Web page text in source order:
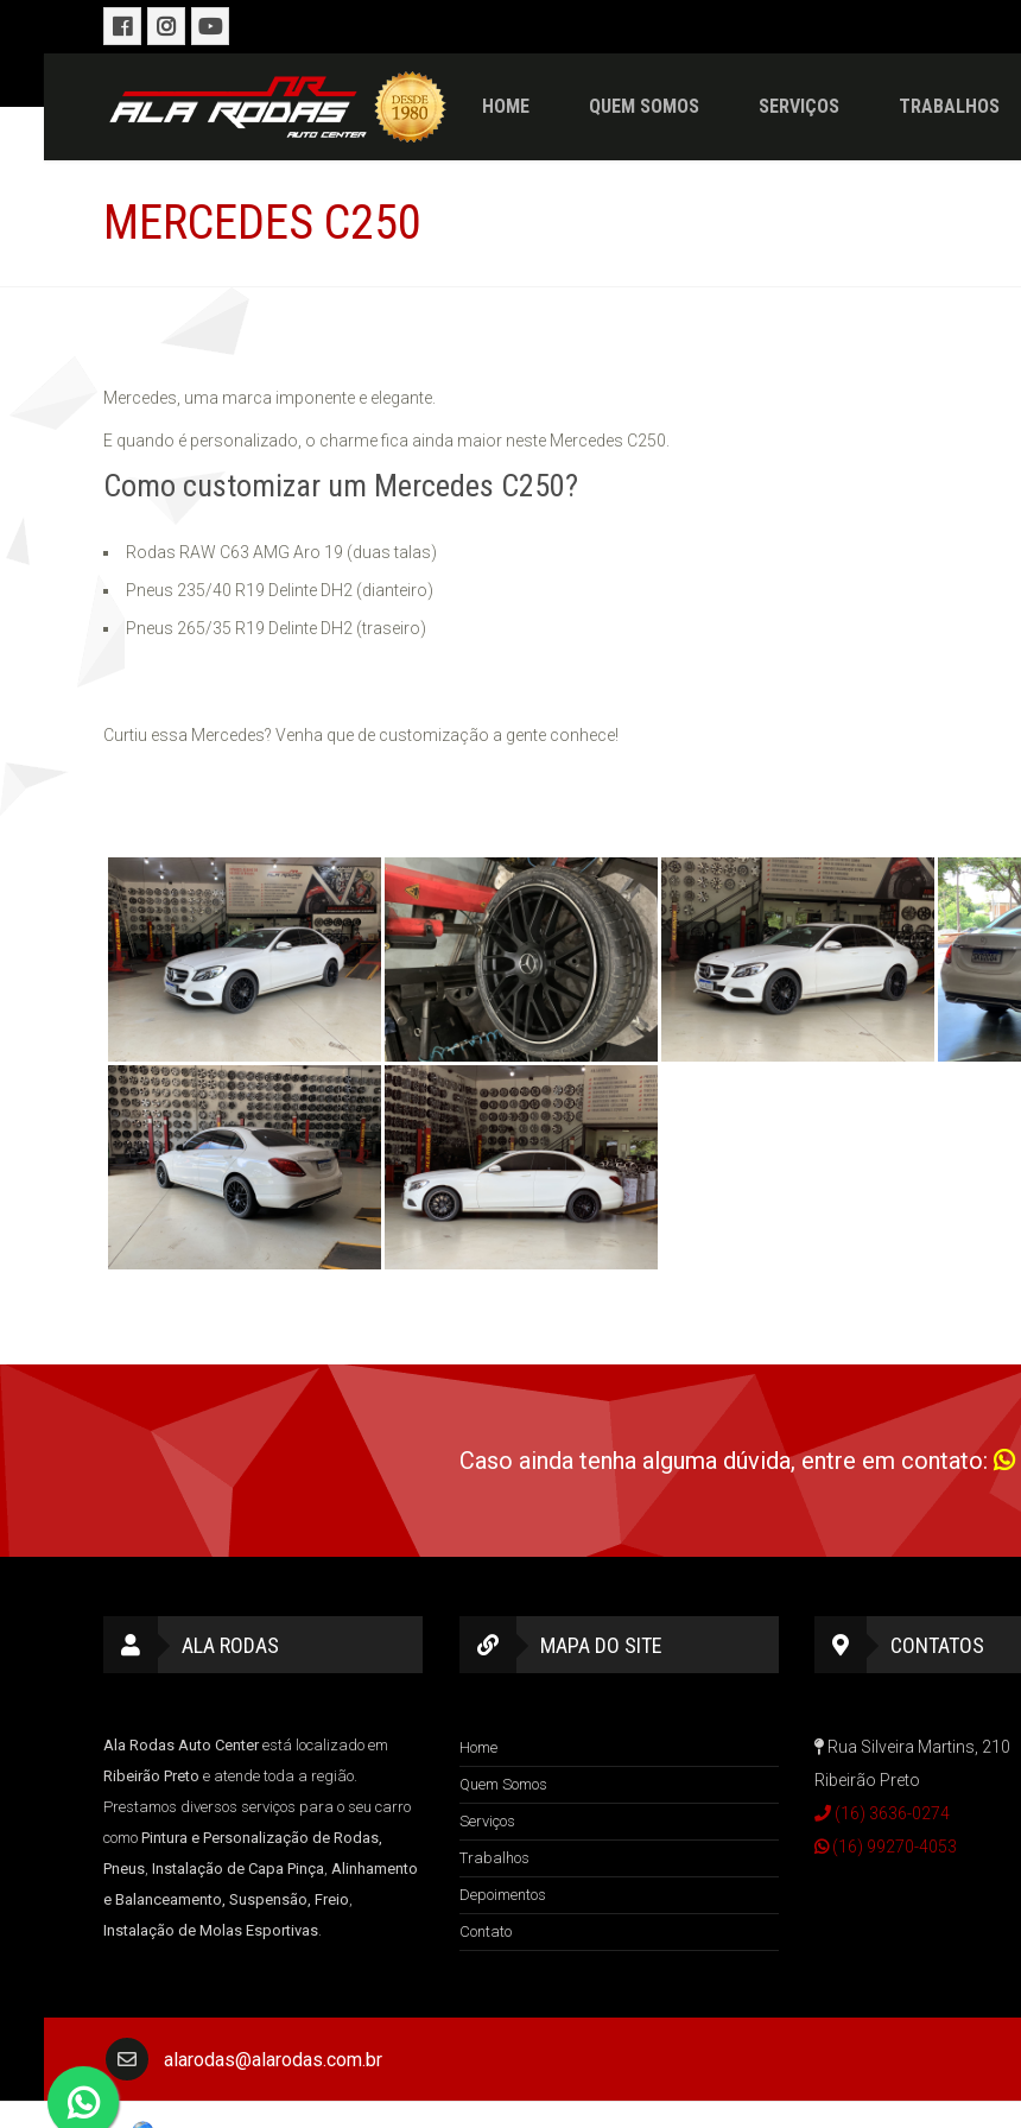
HOME QUEM SOMOS SERVIÇOS TRABALHOS
MERCEDES C250
Mercedes, uma marca imponente e elegante.
E quando é personalizado, o charme fica ainda maior neste Mercedes C250.
Como customizar um Mercedes C250?
Rodas RAW C63 AMG Aro 19 (duas talas)
Pneus 235/40 R19 Delinte DH2 (dianteiro)
Pneus 265/35 R19 Delinte DH2 (traseiro)
Curtiu essa Mercedes? Venha que de customização a gente conhece!
Caso ainda tenha alguma dúvida, entre em contato:
ALA RODAS
Ala Rodas Auto Centerestá localizado em
Ribeirão Preto e atende toda a região.
Prestamos diversos serviços para o seu carro
como Pintura e Personalização de Rodas,
Pneus, Instalação de Capa Pinça, Alinhamento
e Balanceamento, Suspensão, Freio,
Instalação de Molas Esportivas.
MAPA DO SITE
Home
Quem Somos
Serviços
Trabalhos
Depoimentos
Contato
CONTATOS
Rua Silveira Martins, 210
Ribeirão Preto
(16) 3636-0274
(16) 99270-4053
alarodas@alarodas.com.br